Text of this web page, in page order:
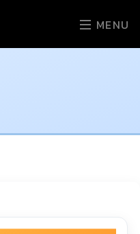
MENU